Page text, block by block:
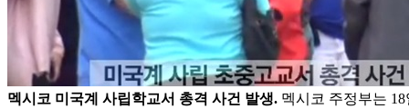
멕시코 미국계 사립학교서 총격 사건 발생. 멕시코 주정부는